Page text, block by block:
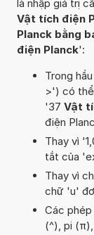
là nhập giá trị
Vật tích điện
Planck bằng
điện Planck':
Trong
>') có
'37 Vật
điện
Thay vì
tắt của
Thay vì
chữ 'u'
Các
(^), pi